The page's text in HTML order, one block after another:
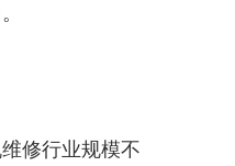
修行业规模不